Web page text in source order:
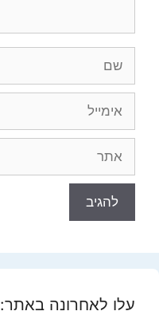
עלו לאחרונה באתר: